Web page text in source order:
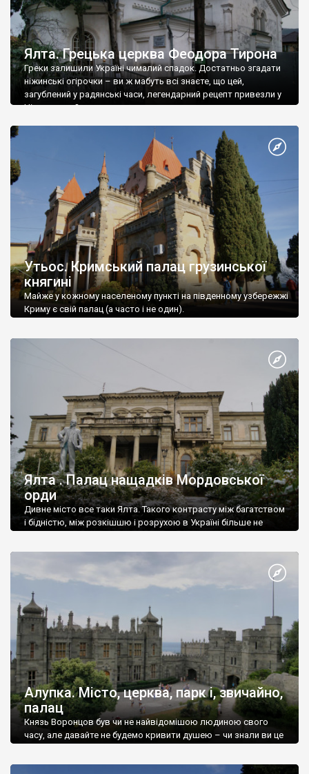
Ялта. Грецька церква Феодора Тирона
Греки залишили Україні чималий спадок. Достатньо згадати
ніжинські огірочки – ви ж мабуть всі знаєте, що цей,
загублений у радянські часи, легендарний рецепт привезли у
Ніжин греки?
Утьос. Кримський палац грузинської
княгині
Майже у кожному населеному пункті на південному узбережжі
Криму є свій палац (а часто і не один).
Ялта . Палац нащадків Мордовської
орди
Дивне місто все таки Ялта. Такого контрасту між багатством
і бідністю, між розкішшю і розрухою в Україні більше не
Алупка. Місто, церква, парк і, звичайно,
палац
Князь Воронцов був чи не найвідомішою людиною свого
часу, але давайте не будемо кривити душею – чи знали ви це